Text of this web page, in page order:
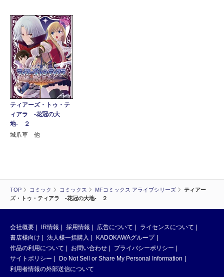
TOP コミック コミックス MFコミックス アライブシリーズ
ティアー
ズ・トゥ・ティアラ ‐花冠の大地‐ ２
ティアーズ・トゥ・テ
ィアラ ‐花冠の大
地‐ ２
城爪草 他
会社概要 IR情報 採用情報 広告について
ライセンスについて
書店様向け
法人様一括購入
KADOKAWAグループ
作品の利用について
お問い合わせ
プライバシーポリシー
サイトポリシー
Do Not Sell or Share My Personal Information
利用者情報の外部送信について